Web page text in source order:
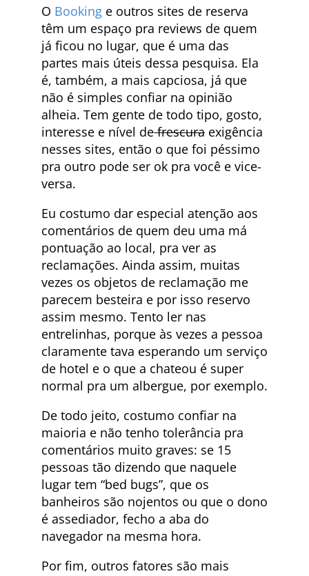
O Booking e outros sites de reserva
têm um espaço pra reviews de quem
já ficou no lugar, que é uma das
partes mais úteis dessa pesquisa. Ela
é, também, a mais capciosa, já que
não é simples confiar na opinião
alheia. Tem gente de todo tipo, gosto,
interesse e nível defrescura exigência
nesses sites, então o que foi péssimo
pra outro pode ser ok pra você e vice-
versa.
Eu costumo dar especial atenção aos
comentários de quem deu uma má
pontuação ao local, pra ver as
reclamações. Ainda assim, muitas
vezes os objetos de reclamação me
parecem besteira e por isso reservo
assim mesmo. Tento ler nas
entrelinhas, porque às vezes a pessoa
claramente tava esperando um serviço
de hotel e o que a chateou é super
normal pra um albergue, por exemplo.
De todo jeito, costumo confiar na
maioria e não tenho tolerância pra
comentários muito graves: se 15
pessoas tão dizendo que naquele
lugar tem “bed bugs”, que os
banheiros são nojentos ou que o dono
é assediador, fecho a aba do
navegador na mesma hora.
Por fim, outros fatores são mais